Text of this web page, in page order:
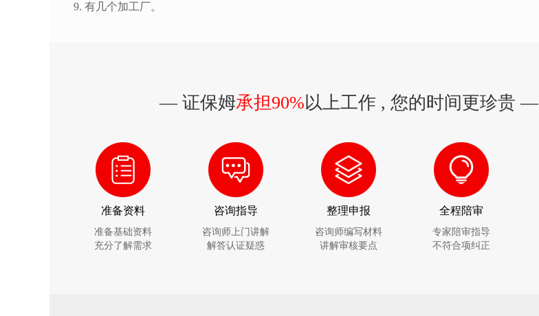
9. 有几个加工厂。
— 证保姆承担90%以上工作 , 您的时间更珍贵 —
准备资料
准备基础资料
充分了解需求
咨询指导
咨询师上门讲解
解答认证疑惑
整理申报
咨询师编写材料
讲解审核要点
全程陪审
专家陪审指导
不符合项纠正